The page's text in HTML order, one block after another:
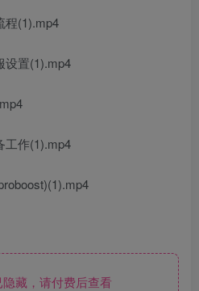
程(1).mp4
设置(1).mp4
工作(1).mp4
藏，请付费后查看